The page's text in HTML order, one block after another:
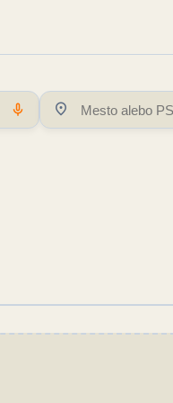
mic location_on